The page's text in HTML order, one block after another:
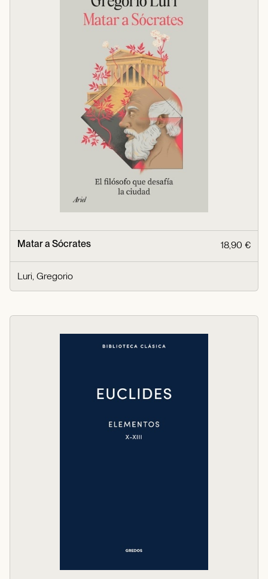
Matar a Sócrates 18,90 €
Luri, Gregorio